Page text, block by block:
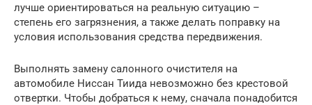
лучше ориентироваться на реальную ситуацию –
степень его загрязнения, а также делать поправку на
условия использования средства передвижения.
Выполнять замену салонного очистителя на
автомобиле Ниссан Тиида невозможно без крестовой
отвертки. Чтобы добраться к нему, сначала понадобится